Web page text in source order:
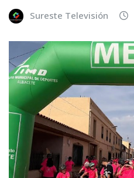
Sureste Televisión